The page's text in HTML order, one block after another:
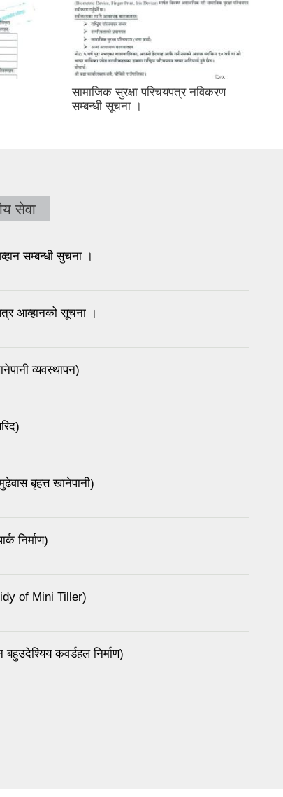
सामाजिक सुरक्षा परिचयपत्र नविकरण
सम्बन्धी सूचना ।
सेवा
सम्बन्धी सुचना ।
आव्हानको सूचना ।
व्यवस्थापन)
बृहत्त खानेपानी)
निर्माण)
of Mini Tiller)
कवर्डहल निर्माण)